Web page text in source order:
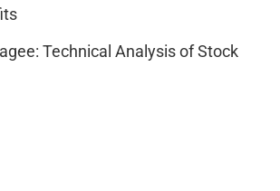
Technical Analysis of Stock